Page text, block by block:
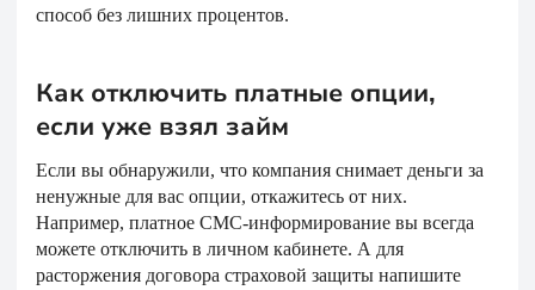
способ без лишних процентов.
Как отключить платные опции,
если уже взял займ
Если вы обнаружили, что компания снимает деньги за
ненужные для вас опции, откажитесь от них.
Например, платное СМС-информирование вы всегда
можете отключить в личном кабинете. А для
расторжения договора страховой защиты напишите